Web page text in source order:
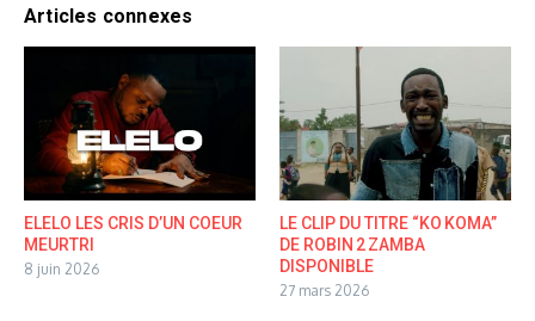
Articles connexes
ELELO LES CRIS D’UN COEUR
MEURTRI
8 juin 2026
LE CLIP DU TITRE “KO KOMA”
DE ROBIN 2 ZAMBA
DISPONIBLE
27 mars 2026